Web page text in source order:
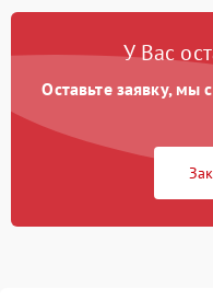
У Вас
Оставьте заявку,